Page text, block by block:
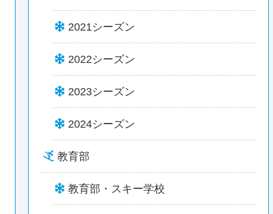
2021シーズン
2022シーズン
2023シーズン
2024シーズン
教育部
教育部・スキー学校